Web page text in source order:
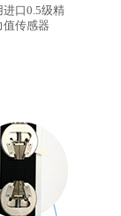
进口0.5级精
值传感器